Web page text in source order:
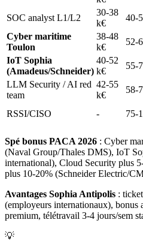
SOC analyst L1/L2
30-38
k€
40-
Cyber maritime
Toulon
38-48
k€
52-
IoT Sophia
(Amadeus/Schneider)
40-52
k€
55-
LLM Security / AI red
team
42-55
k€
58-
RSSI/CISO - 75-
Spé bonus PACA 2026 : Cyber
(Naval Group/Thales DMS), IoT
international), Cloud Security plus
plus 10-20% (Schneider Electric/
Avantages Sophia Antipolis :
(employeurs internationaux),
premium, télétravail 3-4 jours/sem
💡